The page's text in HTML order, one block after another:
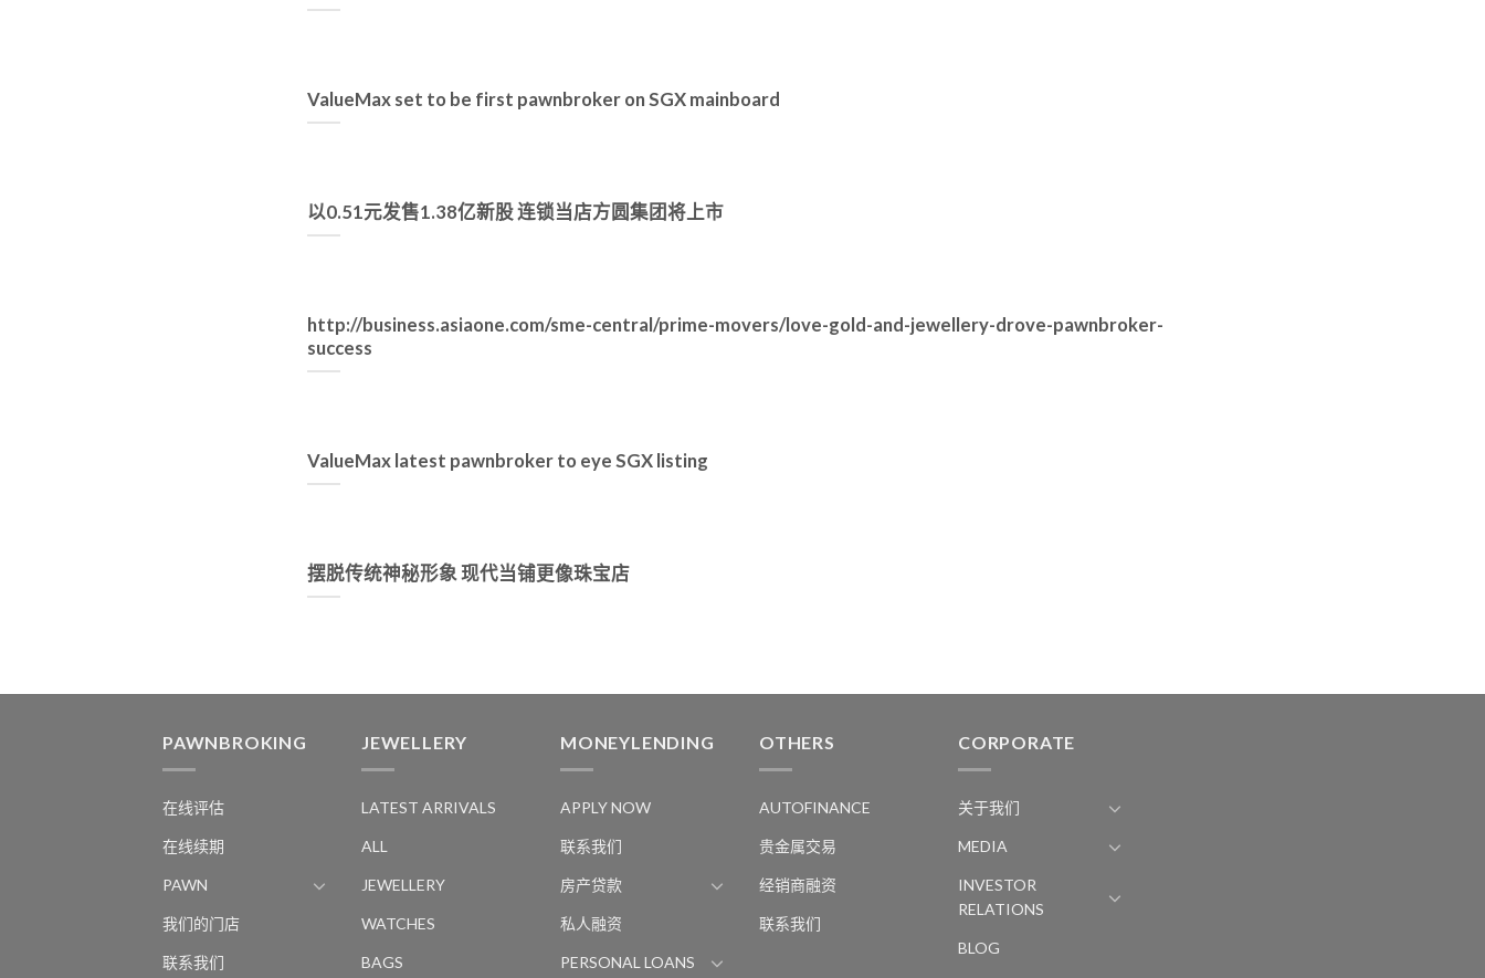
ValueMax set to be first pawnbroker on SGX mainboard
以0.51元发售1.38亿新股 连锁当店方圆集团将上市
http://business.asiaone.com/sme-central/prime-movers/love-gold-and-jewellery-drove-pawnbroker-
success
ValueMax latest pawnbroker to eye SGX listing
摆脱传统神秘形象 现代当铺更像珠宝店
PAWNBROKING
在线评估
在线续期
PAWN
我们的门店
联系我们
JEWELLERY
LATEST ARRIVALS
ALL
JEWELLERY
WATCHES
BAGS
MONEYLENDING
APPLY NOW
联系我们
房产贷款
私人融资
PERSONAL LOANS
OTHERS
AUTOFINANCE
贵金属交易
经销商融资
联系我们
CORPORATE
关于我们
MEDIA
INVESTOR
RELATIONS
BLOG